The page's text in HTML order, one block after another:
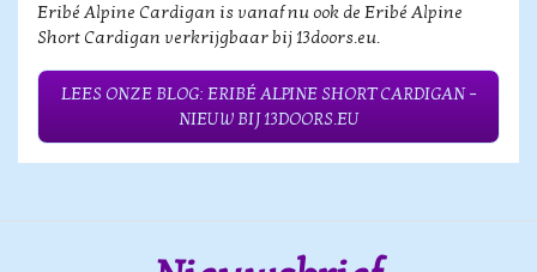
Eribé Alpine Cardigan is vanaf nu ook de Eribé Alpine
Short Cardigan verkrijgbaar bij 13doors.eu.
LEES ONZE BLOG: ERIBÉ ALPINE SHORT CARDIGAN –
NIEUW BIJ 13DOORS.EU